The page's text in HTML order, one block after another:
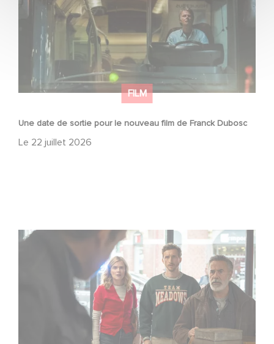
FILM
Une date de sortie pour le nouveau film de Franck Dubosc
Le 22 juillet 2026
Une nouvelle comédie avec Baptiste Lecaplain et José
Garcia en 2027 !